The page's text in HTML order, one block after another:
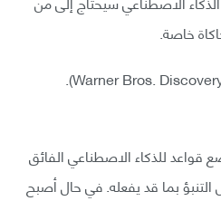
خاصة.
صورة ثابتة لمقطع من الفيلم: (Warner Bros. Discovery).
للذكاء الاصطناعي الفائق
بما قد يفعله. في حال أصبح